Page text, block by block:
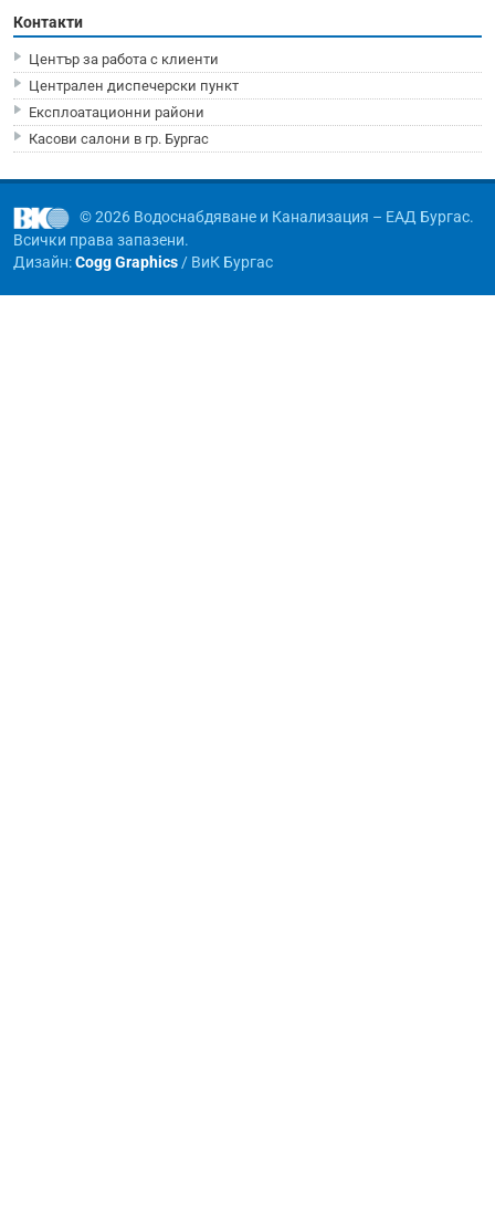
Контакти
Център за работа с клиенти
Централен диспечерски пункт
Експлоатационни райони
Касови салони в гр. Бургас
© 2026 Водоснабдяване и Канализация – ЕАД Бургас.
Всички права запазени.
Дизайн:Cogg Graphics / ВиК Бургас